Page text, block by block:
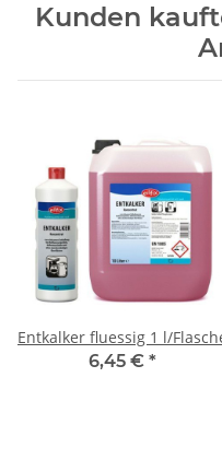
Kunden
Entkalker fluessig 1 l/
6,45 € *